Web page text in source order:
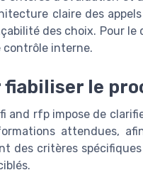
claire des
des choix. Pour
contrôle interne.
le
rfp impose de
attendues,
des critères